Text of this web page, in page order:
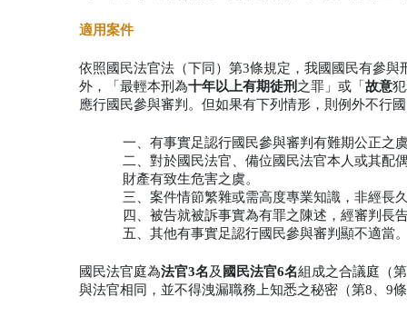
適用案件
依照國民法官法（下同）第3條規定，我國國民有參與
外，「最輕本刑為十年以上有期徒刑 之罪」或「 故意
應行國民參與審判。但如果有下列情形，則例外不行
一、有事實足認行國民參與審判有難期公正之
二、對於國民法官、備位國民法官本人或其配
財產有致生危害之虞。
三、案件情節繁雜或需高度專業知識，非經長
四、被告就被訴事實為有罪之陳述，經審判長
五、其他有事實足認行國民參與審判顯不適當
國民法官庭為法官3名及 國民法官6名組成之合議庭（
與法官相同，並不得洩漏職務上知悉之秘密（第8、9